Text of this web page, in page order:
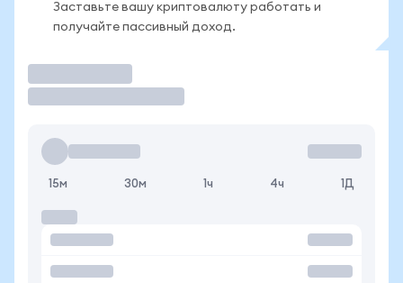
Заставьте вашу криптовалюту работать и
получайте пассивный доход.
15м 30м 1ч 4ч 1Д